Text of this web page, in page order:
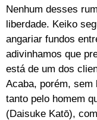
Nenhum desses
liberdade. Keiko
angariar fundos
adivinhamos que
está de um dos
Acaba, porém, sem
tanto pelo homem
(Daisuke Katō),